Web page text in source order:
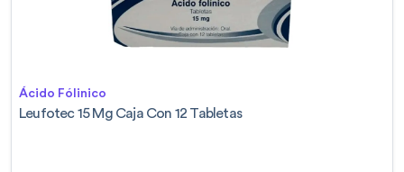
Ácido Fólinico
Leufotec 15 Mg Caja Con 12 Tabletas